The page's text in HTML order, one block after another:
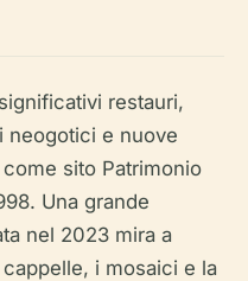
restauri,
neogotici e nuove
sito Patrimonio
Una grande
nel 2023 mira a
i mosaici e la